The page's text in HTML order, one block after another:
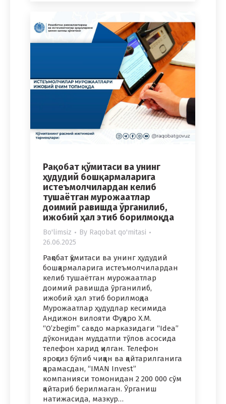
Рақобат қўмитаси ва унинг
ҳудудий бошқармаларига
истеъмолчилардан келиб
тушаётган мурожаатлар
доимий равишда ўрганилиб,
ижобий ҳал этиб борилмоқда
Bo'limsiz By Raqobat qo'mitasi
26.06.2025
Рақобат қўмитаси ва унинг ҳудудий
бошқармаларига истеъмолчилардан
келиб тушаётган мурожаатлар
доимий равишда ўрганилиб,
ижобий ҳал этиб борилмоқда
Мурожаатлар ҳудудлар кесимида
Андижон вилояти Фуқаро Х.М.
“O’zbegim” савдо марказидаги “Idea”
дўконидан муддатли тўлов асосида
телефон харид қилган. Телефон
яроқсиз бўлиб чиққан ва қайтарилганига
қарамасдан, “IMAN Invest”
компанияси томонидан 2 200 000 сўм
қайтариб берилмаган. Ўрганиш
натижасида, мазкур…